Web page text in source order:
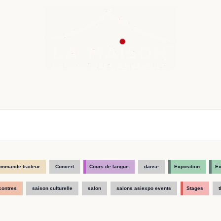
traiteur Concert Cours de langue danse Exposition
saison culturelle salon salons asiexpo events Stages